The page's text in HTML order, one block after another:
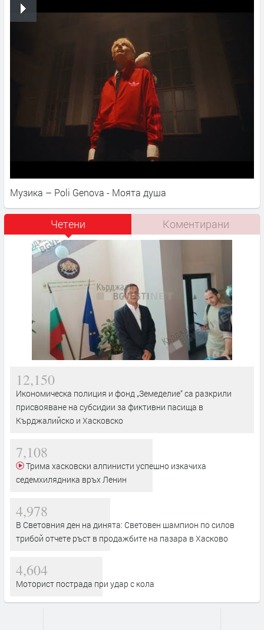
Музика – Poli Genova - Моята душа
Четени Коментирани
12,150
Икономическа полиция и фонд „Земеделие“ са разкрили
присвояване на субсидии за фиктивни пасища в
Кърджалийско и Хасковско
7,108
седемхилядника връх Ленин
4,978
В Световния ден на динята: Световен шампион по силов
трибой отчете ръст в продажбите на пазара в Хасково
4,604
Моторист пострада при удар с кола